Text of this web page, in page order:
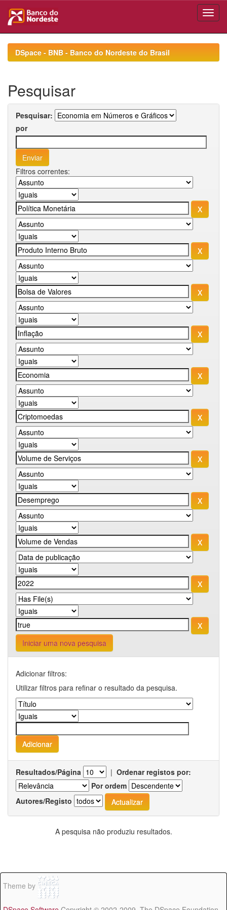
navigationDSpace - BNB - Banco do Nordeste do Brasil
Pesquisar
Pesquisar:
por
Filtros correntes:
Iniciar uma nova pesquisa
Adicionar filtros:
Utilizar filtros para refinar o resultado da pesquisa.
Resultados/Página | Ordenar registos por:
Por ordem
Autores/Registo
A pesquisa não produziu resultados.
Theme by